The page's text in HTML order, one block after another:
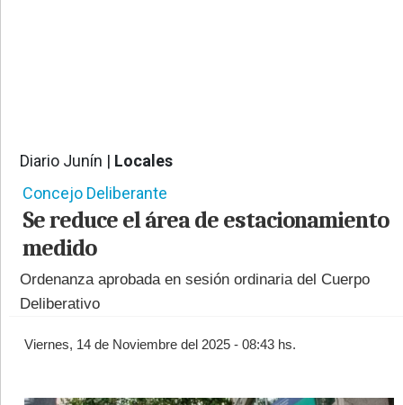
Diario Junín | Locales
Concejo Deliberante
Se reduce el área de estacionamiento
medido
Ordenanza aprobada en sesión ordinaria del Cuerpo
Deliberativo
Viernes, 14 de Noviembre del 2025 - 08:43 hs.